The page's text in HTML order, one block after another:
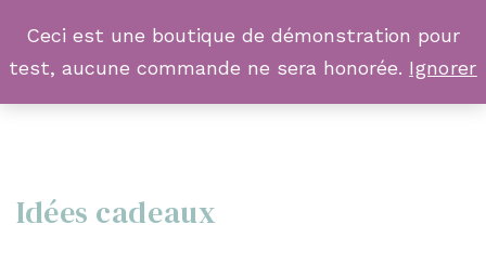
Idées cadeaux
Ceci est une boutique de démonstration pour
test, aucune commande ne sera honorée. Ignorer